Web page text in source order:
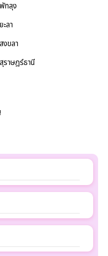
พัทลุง
ยะลา
สงขลา
สุราษฎร์ธานี